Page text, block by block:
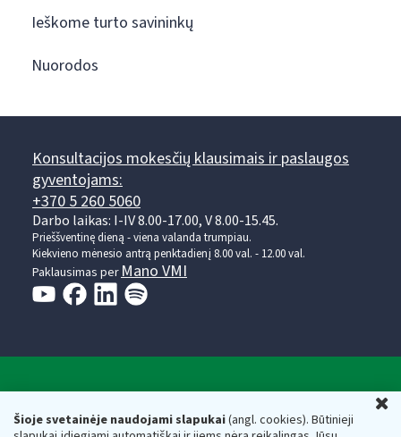
Šioje svetainėje naudojami slapukai(angl. cookies). Būtinieji
Ieškome turto savininkų
Nuorodos
Konsultacijos mokesčių klausimais ir paslaugos
gyventojams:
+370 5 260 5060
Darbo laikas: I-IV 8.00-17.00, V 8.00-15.45.
Prieššventinę dieną - viena valanda trumpiau.
Kiekvieno mėnesio antrą penktadienį 8.00 val. - 12.00 val.
Paklausimas per Mano VMI
Respublikos finansų ministerijos